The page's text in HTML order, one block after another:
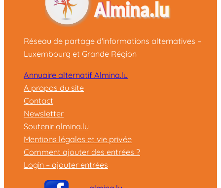
Réseau de partage d'informations alternatives –
Luxembourg et Grande Région
Annuaire alternatif Almina.lu
A propos du site
Contact
Newsletter
Soutenir almina.lu
Mentions légales et vie privée
Comment ajouter des entrées ?
Login – ajouter entrées